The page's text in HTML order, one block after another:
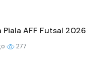
AFF Futsal 2026
277